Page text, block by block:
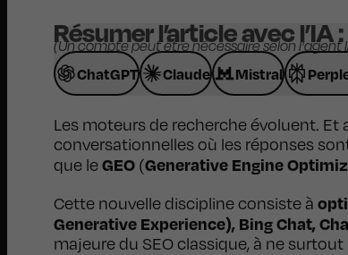
Résumer l’article avec l’IA :
(Un compte peut être nécessaire selon l'agent
ChatGPT Claude Mistral
Les moteurs de recherche évoluent. Et
conversationnelles où les réponses
que leGEO (Generative Engine
Cette nouvelle discipline consiste à
Generative Experience), Bing Chat,
majeure du SEO classique, à ne